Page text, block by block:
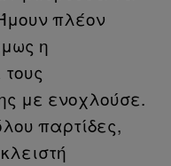
πλέον
η
με ενοχλούσε.
παρτίδες,